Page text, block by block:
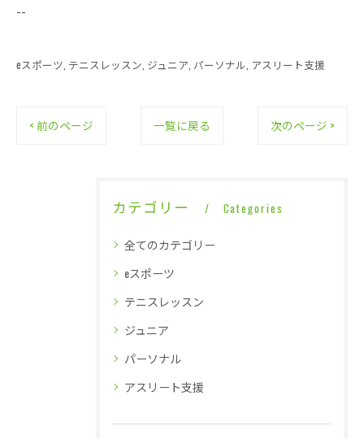
--
eスポーツ テニスレッスン ジュニア パーソナル アスリート支援
< 前のページ 一覧に戻る 次のページ >
カテゴリー Categories
全てのカテゴリー
eスポーツ
テニスレッスン
ジュニア
パーソナル
アスリート支援